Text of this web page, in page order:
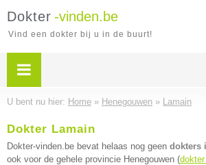
Dokter -vinden.be
Vind een dokter bij u in de buurt!
U bent nu hier: Home » Henegouwen » Lamain
Dokter Lamain
Dokter-vinden.be bevat helaas nog geen dokters
ook voor de gehele provincie Henegouwen (